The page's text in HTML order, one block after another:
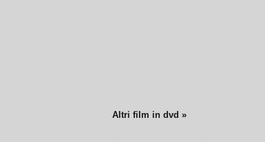
Altri film in dvd »